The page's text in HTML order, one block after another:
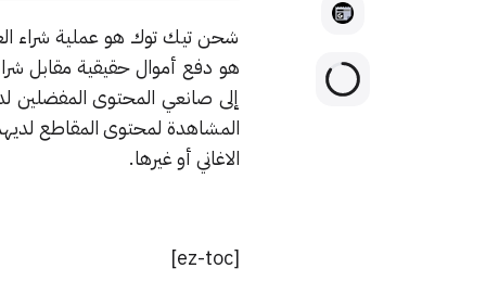
شحن تيك توك هو عملية شراء
هو دفع أموال حقيقية مقابل
إلى صانعي المحتوى المفضلين
المشاهدة لمحتوى المقاطع
الاغاني أو غيرها.
[ez-toc]